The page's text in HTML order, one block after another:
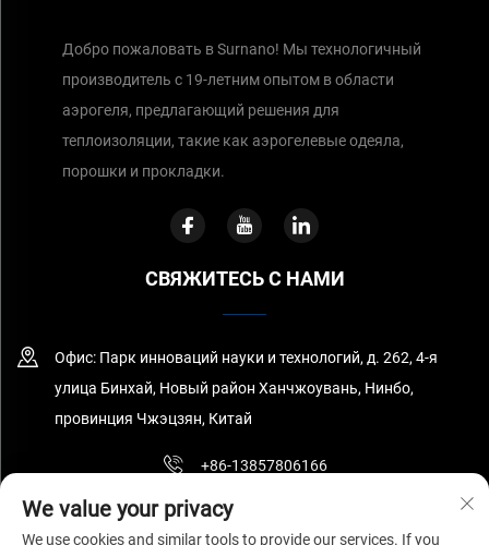
Добро пожаловать в Surnano! Мы технологичный
производитель с 19-летним опытом в области
аэрогеля, предлагающий решения для
теплоизоляции, такие как аэрогелевые одеяла,
порошки и прокладки.
СВЯЖИТЕСЬ С НАМИ
Офис: Парк инноваций науки и технологий, д. 262, 4-я
улица Бинхай, Новый район Ханчжоувань, Нинбо,
провинция Чжэцзян, Китай
+86-13857806166
[email protected]
We value your privacy
We use cookies and similar tools to provide our services. If you